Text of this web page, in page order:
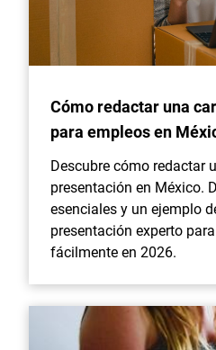
Cómo redactar una
para empleos en
Descubre cómo redactar
presentación en México.
esenciales y un ejemplo
presentación experto
fácilmente en 2026.